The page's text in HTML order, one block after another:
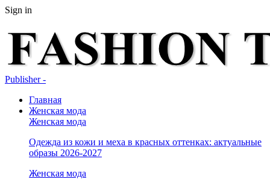
Sign in
Publisher -
Главная
Женская мода
Женская мода
Одежда из кожи и меха в красных оттенках: актуальные
образы 2026-2027
Женская мода